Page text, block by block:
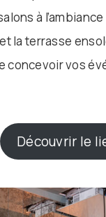
à
la terrasse
vos
Découvrir le